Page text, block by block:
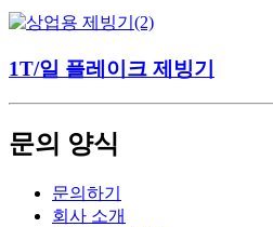
1T/일 플레이크 제빙기
문의 양식
문의하기
회사 소개